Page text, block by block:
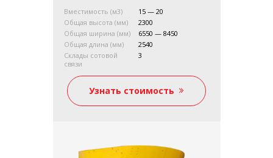
Вместимость (м3)
15 — 20
Общая высота (мм)
2300
Общая ширина (мм)
6550 — 8450
Общая длина (мм)
2540
Склады сотовой
связи
3
Требуемая
мощность (кВт)
45
Вес без нагрузки (кг) 5490 — 7650
Узнать стоимость